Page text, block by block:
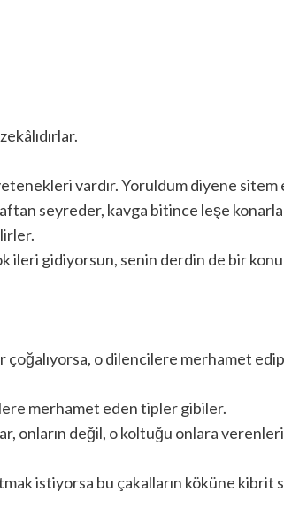
yetenekleri vardır. Yoruldum diyene
seyreder, kavga bitince leşe
ileri gidiyorsun, senin derdin de bir
o dilencilere merhamet
merhamet eden tipler gibiler.
onların değil, o koltuğu onlara
istiyorsa bu çakalların köküne kibrit